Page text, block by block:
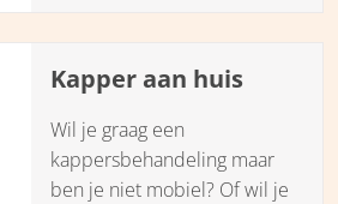
welzijnsproducten, die je
kopen.
Kapper aan huis
Wil je graag een
kappersbehandeling maar
ben je niet mobiel? Of wil je